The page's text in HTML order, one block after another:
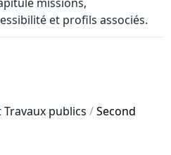
et profils associés.
publics /Second